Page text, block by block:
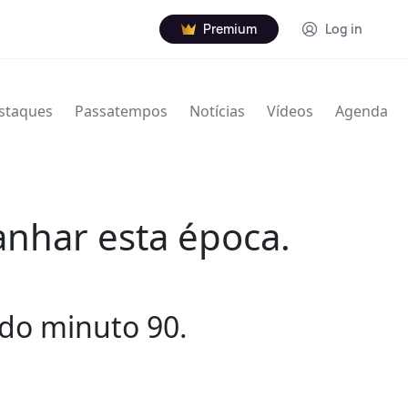
Premium Log in
Passatempos Notícias Vídeos Agenda
esta época.
minuto 90.